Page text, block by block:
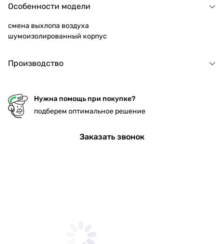
Особенности модели
смена выхлопа воздуха
шумоизолированный корпус
Производство
Нужна помощь при покупке?
подберем оптимальное решение
Заказать звонок